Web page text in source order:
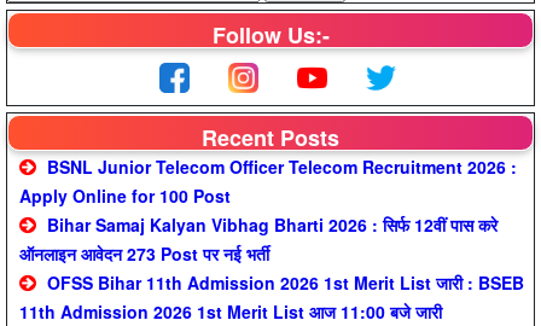
Follow Us:-
Recent Posts
BSNL Junior Telecom Officer Telecom Recruitment 2026 :
Apply Online for 100 Post
Bihar Samaj Kalyan Vibhag Bharti 2026 : सिर्फ 12वीं पास करे
ऑनलाइन आवेदन 273 Post पर नई भर्ती
OFSS Bihar 11th Admission 2026 1st Merit List जारी : BSEB
11th Admission 2026 1st Merit List आज 11:00 बजे जारी